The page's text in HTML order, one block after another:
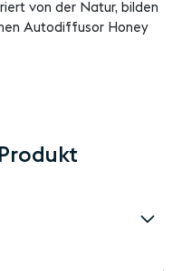
von der Natur, bilden
Autodiffusor Honey